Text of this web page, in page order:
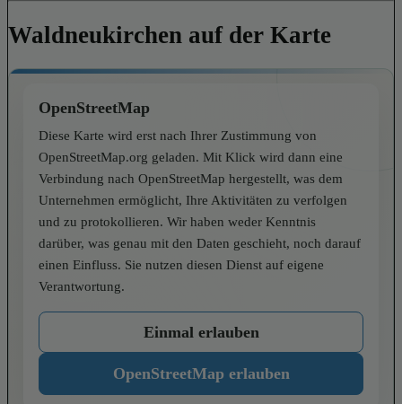
Waldneukirchen auf der Karte
OpenStreetMap
Diese Karte wird erst nach Ihrer Zustimmung von
OpenStreetMap.org geladen. Mit Klick wird dann eine
Verbindung nach OpenStreetMap hergestellt, was dem
Unternehmen ermöglicht, Ihre Aktivitäten zu verfolgen
und zu protokollieren. Wir haben weder Kenntnis
darüber, was genau mit den Daten geschieht, noch darauf
einen Einfluss. Sie nutzen diesen Dienst auf eigene
Verantwortung.
Einmal erlauben
OpenStreetMap erlauben